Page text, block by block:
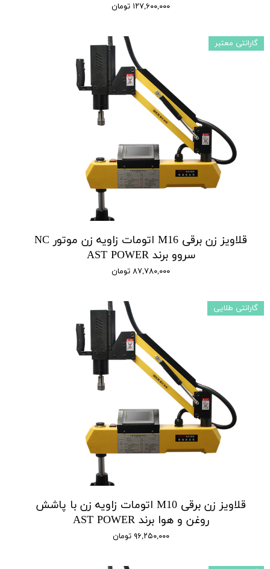
۱۲۷,۶۰۰,۰۰۰ تومان
قلاویز زن برقی M16 اتومات زاویه زن موتور NC
سروو برند AST POWER
۸۷,۷۸۰,۰۰۰ تومان
گارانتی معتبر
قلاویز زن برقی M10 اتومات زاویه زن با پاشش
روغن و هوا برند AST POWER
۹۶,۲۵۰,۰۰۰ تومان
گارانتی طلایی